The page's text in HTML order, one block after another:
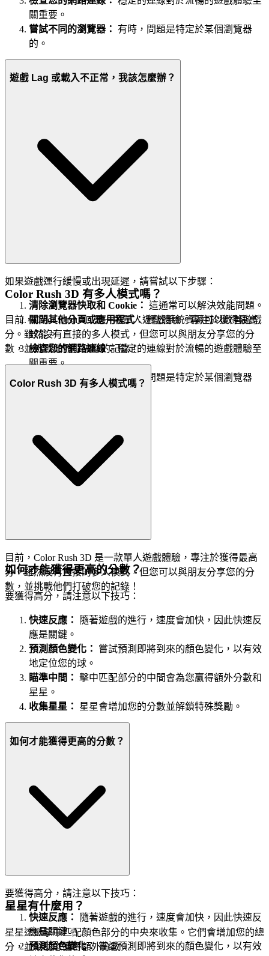
關重要。
嘗試不同的瀏覽器：
有時，問題是特定於某個瀏覽器
的。
遊戲 Lag 或載入不正常，我該怎麼辦？
如果遊戲運行緩慢或出現延遲，請嘗試以下步驟：
清除瀏覽器快取和 Cookie： 這通常可以解決效能問題。
關閉其他分頁或應用程式：釋放系統資源可以改善遊戲
效能。
檢查您的網路連線：穩定的連線對於流暢的遊戲體驗至
關重要。
嘗試不同的瀏覽器：有時，問題是特定於某個瀏覽器
Color Rush 3D 有多人模式嗎？
目前，Color Rush 3D 是一款單人遊戲體驗，專注於獲得最高
分。雖然沒有直接的多人模式，但您可以與朋友分享您的分
數，並挑戰他們打破您的記錄！
Color Rush 3D 有多人模式嗎？
目前，Color Rush 3D 是一款單人遊戲體驗，專注於獲得最高
分。雖然沒有直接的多人模式，但您可以與朋友分享您的分
數，並挑戰他們打破您的記錄！
如何才能獲得更高的分數？
要獲得高分，請注意以下技巧：
快速反應：
隨著遊戲的進行，速度會加快，因此快速反
應是關鍵。
預測顏色變化：
嘗試預測即將到來的顏色變化，以有效
地定位您的球。
瞄準中間： 擊中匹配部分的中間會為您贏得額外分數和
星星。
收集星星：
星星會增加您的分數並解鎖特殊獎勵。
如何才能獲得更高的分數？
要獲得高分，請注意以下技巧：
快速反應：
隨著遊戲的進行，速度會加快，因此快速反
應是關鍵。
預測顏色變化：嘗試預測即將到來的顏色變化，以有效
星星有什麼用？
星星透過擊中匹配顏色部分的中央來收集。它們會增加您的總
分，並幫助您獲得額外分數。